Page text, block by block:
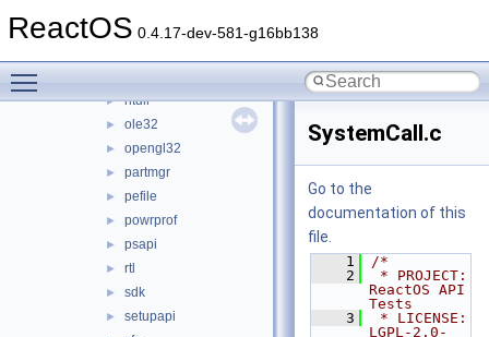
ReactOS 0.4.17-dev-581-g16bb138
► msvcrt
► ntdll
► ole32
► opengl32
► partmgr
► pefile
► powrprof
► psapi
► rtl
► sdk
► setupapi
SystemCall.c
Go to the
documentation of this
file.
    1
/*
    2
* PROJECT:
ReactOS API
Tests
    3
* LICENSE:
LGPL-2.0-